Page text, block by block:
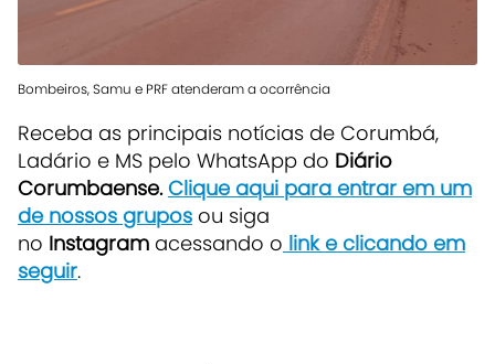
Bombeiros, Samu e PRF atenderam a ocorrência
Receba as principais notícias de Corumbá,
Ladário e MS pelo WhatsApp do Diário
Corumbaense.Clique aqui para entrar em um
de nossos grupos ou siga
no Instagram acessando o link e clicando em
seguir.